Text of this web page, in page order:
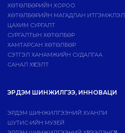
ХӨТӨЛБӨРИЙН ХОРОО
ХӨТӨЛБӨРИЙН МАГАДЛАН ИТГЭМЖЛЭЛ
ЦАХИМ СУРГАЛТ
СУРГАЛТЫН ХӨТӨЛБӨР
ХАМТАРСАН ХӨТӨЛБӨР
СЭТГЭЛ ХАНАМЖИЙН СУДАЛГАА
САНАЛ ХҮСЭЛТ
ЭРДЭМ ШИНЖИЛГЭЭ, ИННОВАЦИ
ЭРДЭМ ШИНЖИЛГЭЭНИЙ ХУАНЛИ
ШУТИС-ИЙН МУЗЕЙ